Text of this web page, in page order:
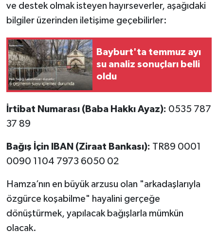
ve destek olmak isteyen hayırseverler, aşağıdaki
bilgiler üzerinden iletişime geçebilirler:
Bayburt'ta temmuz ayı
su analiz sonuçları belli
oldu
İrtibat Numarası (Baba Hakkı Ayaz): 0535 787
37 89
Bağış İçin IBAN (Ziraat Bankası): TR89 0001
0090 1104 7973 6050 02
Hamza’nın en büyük arzusu olan "arkadaşlarıyla
özgürce koşabilme" hayalini gerçeğe
dönüştürmek, yapılacak bağışlarla mümkün
olacak.